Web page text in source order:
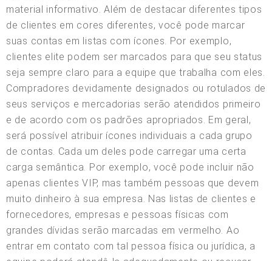
material informativo. Além de destacar diferentes tipos
de clientes em cores diferentes, você pode marcar
suas contas em listas com ícones. Por exemplo,
clientes elite podem ser marcados para que seu status
seja sempre claro para a equipe que trabalha com eles.
Compradores devidamente designados ou rotulados de
seus serviços e mercadorias serão atendidos primeiro
e de acordo com os padrões apropriados. Em geral,
será possível atribuir ícones individuais a cada grupo
de contas. Cada um deles pode carregar uma certa
carga semântica. Por exemplo, você pode incluir não
apenas clientes VIP, mas também pessoas que devem
muito dinheiro à sua empresa. Nas listas de clientes e
fornecedores, empresas e pessoas físicas com
grandes dívidas serão marcadas em vermelho. Ao
entrar em contato com tal pessoa física ou jurídica, a